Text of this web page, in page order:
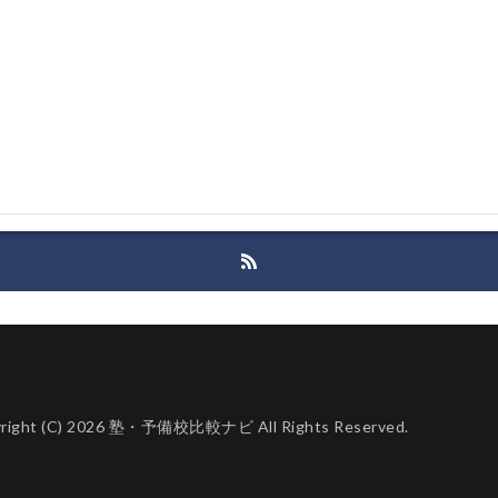
(C) 2026 塾・予備校比較ナビ All Rights Reserved.